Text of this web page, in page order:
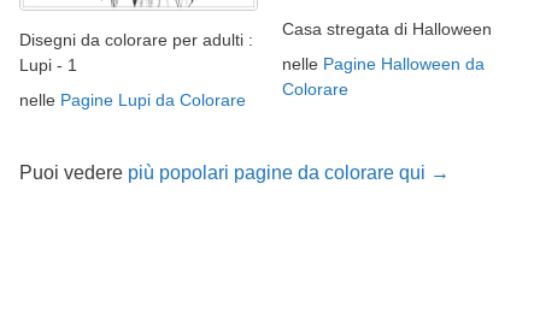
Disegni da colorare per adulti :
Lupi - 1
nelle Pagine Lupi da Colorare
Casa stregata di Halloween
nelle Pagine Halloween da
Colorare
Puoi vedere più popolari pagine da colorare qui →